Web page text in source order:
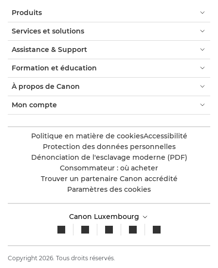
Produits
Services et solutions
Assistance & Support
Formation et éducation
À propos de Canon
Mon compte
Politique en matière de cookiesAccessibilité
Protection des données personnelles
Dénonciation de l'esclavage moderne (PDF)
Consommateur : où acheter
Trouver un partenaire Canon accrédité
Paramètres des cookies
Canon Luxembourg
Copyright 2026. Tous droits réservés.